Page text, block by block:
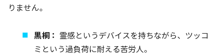
りません。
黒桐： 霊感というデバイスを持ちながら、ツッコ
ミという過負荷に耐える苦労人。